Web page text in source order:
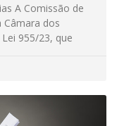
A Comissão de
Câmara dos
955/23, que